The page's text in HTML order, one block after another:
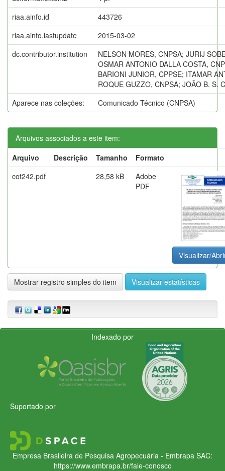
riaa.ainfo.id
443726
riaa.ainfo.lastupdate
2015-03-02
dc.contributor.institution
NELSON MORES, CNPSA; JURIJ
OSMAR ANTONIO DALLA COSTA,
BARIONI JUNIOR, CPPSE; ITAMAR
ROQUE GUZZO, CNPSA; JOÃO B. S.
Aparece nas coleções:
Comunicado Técnico (CNPSA)
Arquivos associados a este item:
Arquivo
Descrição Tamanho
Formato
cot242.pdf
28,58 kB
Adobe
PDF
Visualizar/
Mostrar registro simples do item Visualizar estatísticas
Indexado por
Suportado por
Empresa Brasileira de Pesquisa Agropecuária - Embrapa SAC:
https://www.embrapa.br/fale-conosco